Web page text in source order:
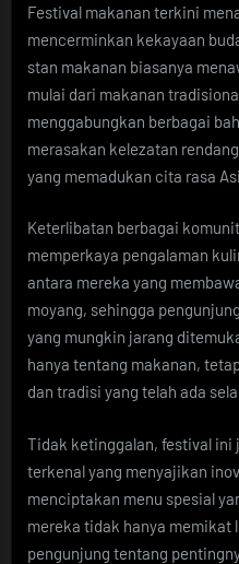
Festival makanan terkini
mencerminkan kekayaan
stan makanan biasanya
mulai dari makanan
menggabungkan berbagai
merasakan kelezatan
yang memadukan cita rasa
Keterlibatan berbagai
memperkaya pengalaman
antara mereka yang
moyang, sehingga
yang mungkin jarang
hanya tentang makanan,
dan tradisi yang telah ada
Tidak ketinggalan, festival ini
terkenal yang menyajikan
menciptakan menu spesial
mereka tidak hanya memikat
pengunjung tentang